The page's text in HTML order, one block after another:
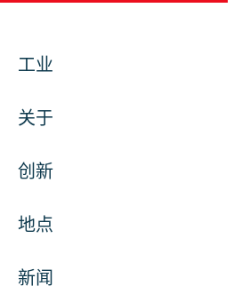
工业
关于
创新
地点
新闻